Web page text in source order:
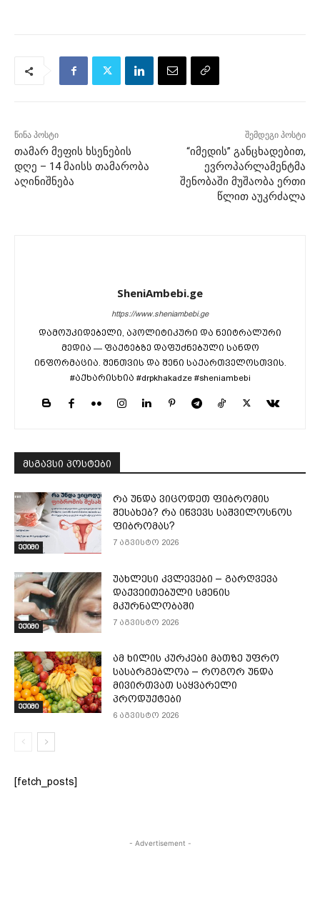
წინა პოსტი
თამარ მეფის ხსენების
დღე – 14 მაისს თამარობა
აღინიშნება
შემდეგი პოსტი
“იმედის” განცხადებით,
ევროპარლამენტმა
შენობაში მუშაობა ერთი
წლით აუკრძალა
SheniAmbebi.ge
https://www.sheniambebi.ge
დამოუკიდებელი, აპოლიტიკური და ნეიტრალური
მედია — ფაქტებზე დაფუძნებული სანდო
ინფორმაცია. შენთვის და შენი საქართველოსთვის.
#აქხარისხია #drpkhakadze #sheniambebi
მსგავსი პოსტები
ექიმი
რა უნდა ვიცოდეთ ფიბრომის
შესახებ? რა იწვევს საშვილოსნოს
ფიბრომას?
7 აგვისტო 2026
ექიმი
უახლესი კვლევები – გარღვევა
დაქვეითებული სმენის
მკურნალობაში
7 აგვისტო 2026
ექიმი
ამ ხილის კურკები მათზე უფრო
სასარგებლოა – როგორ უნდა
მივირთვათ საყვარელი
პროდუქტები
6 აგვისტო 2026
[fetch_posts]
- Advertisement -